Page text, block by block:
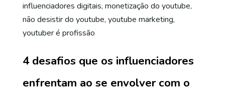
influenciadores digitais, monetização do youtube,
não desistir do youtube, youtube marketing,
youtuber é profissão
4 desafios que os influenciadores
enfrentam ao se envolver com o